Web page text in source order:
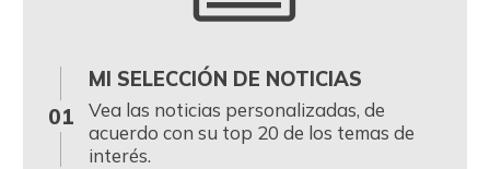
01
MI SELECCIÓN DE NOTICIAS
Vea las noticias personalizadas, de
acuerdo con su top 20 de los temas de
interés.